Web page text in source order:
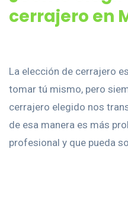
cerrajero en
La elección de cerrajero
tomar tú mismo, pero
cerrajero elegido nos
de esa manera es más
profesional y que pueda